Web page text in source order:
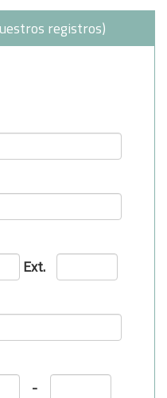
registros)
Ext.
-